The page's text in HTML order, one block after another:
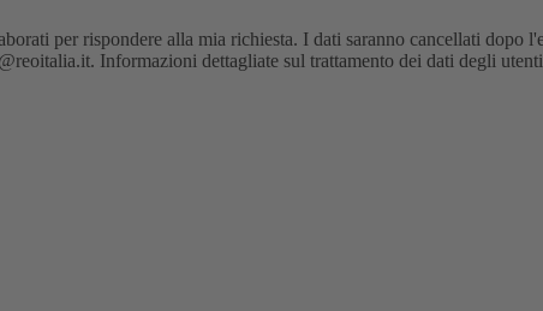
per rispondere alla mia richiesta. I dati saranno cancellati dopo
Informazioni dettagliate sul trattamento dei dati degli